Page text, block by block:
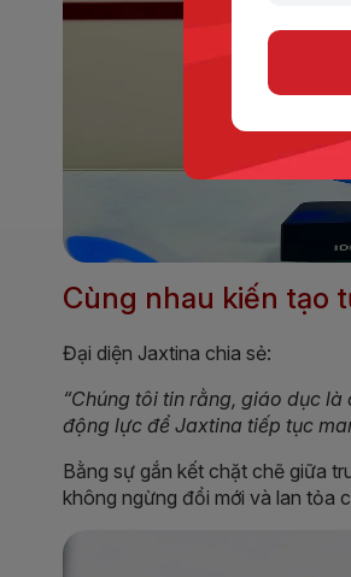
Cùng nhau kiến tạo
Đại diện Jaxtina chia sẻ:
“Chúng tôi tin rằng, giáo dục
động lực để Jaxtina tiếp tục
Bằng sự gắn kết chặt chẽ giữa
không ngừng đổi mới và lan tỏa